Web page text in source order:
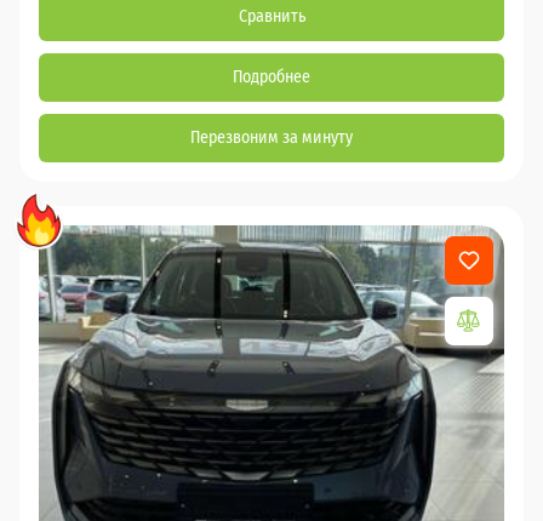
Сравнить
Подробнее
Перезвоним за минуту